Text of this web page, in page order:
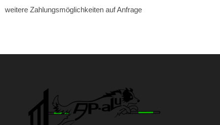
weitere Zahlungsmöglichkeiten auf Anfrage